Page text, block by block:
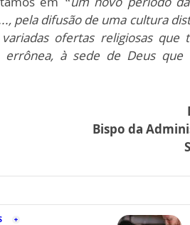
pela difusão de uma cultura
ofertas religiosas que
errônea, à sede de Deus que
Bispo da